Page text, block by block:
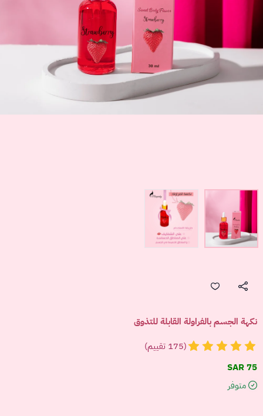
نكهة الجسم بالفراولة القابلة للتذوق
(175 تقييم)
75 SAR
متوفر